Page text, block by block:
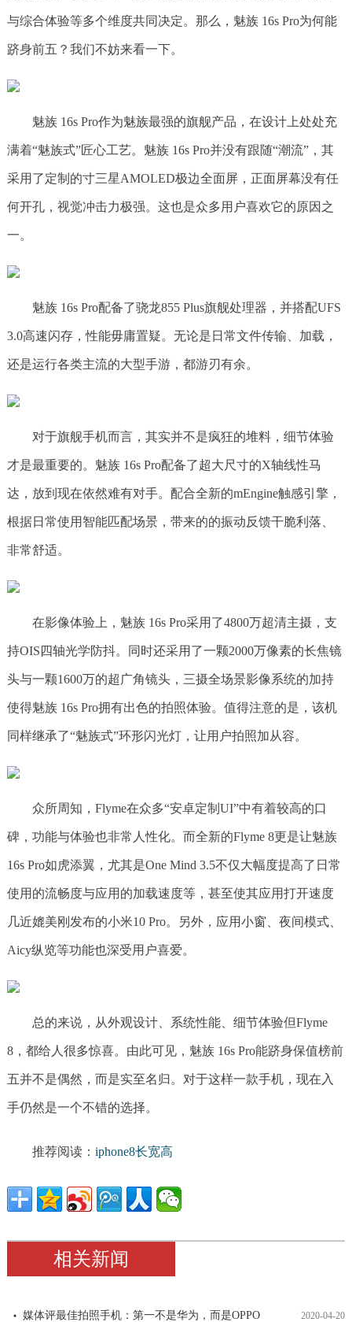
与综合体验等多个维度共同决定。那么，魅族 16s Pro为何能
跻身前五？我们不妨来看一下。
魅族 16s Pro作为魅族最强的旗舰产品，在设计上处处充
满着“魅族式”匠心工艺。魅族 16s Pro并没有跟随“潮流”，其
采用了定制的寸三星AMOLED极边全面屏，正面屏幕没有任
何开孔，视觉冲击力极强。这也是众多用户喜欢它的原因之
一。
魅族 16s Pro配备了骁龙855 Plus旗舰处理器，并搭配UFS
3.0高速闪存，性能毋庸置疑。无论是日常文件传输、加载，
还是运行各类主流的大型手游，都游刃有余。
对于旗舰手机而言，其实并不是疯狂的堆料，细节体验
才是最重要的。魅族 16s Pro配备了超大尺寸的X轴线性马
达，放到现在依然难有对手。配合全新的mEngine触感引擎，
根据日常使用智能匹配场景，带来的的振动反馈干脆利落、
非常舒适。
在影像体验上，魅族 16s Pro采用了4800万超清主摄，支
持OIS四轴光学防抖。同时还采用了一颗2000万像素的长焦镜
头与一颗1600万的超广角镜头，三摄全场景影像系统的加持
使得魅族 16s Pro拥有出色的拍照体验。值得注意的是，该机
同样继承了“魅族式”环形闪光灯，让用户拍照加从容。
众所周知，Flyme在众多“安卓定制UI”中有着较高的口
碑，功能与体验也非常人性化。而全新的Flyme 8更是让魅族
16s Pro如虎添翼，尤其是One Mind 3.5不仅大幅度提高了日常
使用的流畅度与应用的加载速度等，甚至使其应用打开速度
几近媲美刚发布的小米10 Pro。另外，应用小窗、夜间模式、
Aicy纵览等功能也深受用户喜爱。
总的来说，从外观设计、系统性能、细节体验但Flyme
8，都给人很多惊喜。由此可见，魅族 16s Pro能跻身保值榜前
五并不是偶然，而是实至名归。对于这样一款手机，现在入
手仍然是一个不错的选择。
推荐阅读： iphone8长宽高
相关新闻
媒体评最佳拍照手机：第一不是华为，而是OPPO 2020-04-20